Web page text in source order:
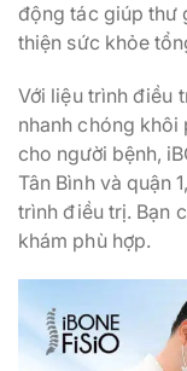
động tác giúp thư
thiện sức khỏe
Với liệu trình điều
nhanh chóng khôi
cho người bệnh,
Tân Bình và quận
trình điều trị. Bạn
khám phù hợp.